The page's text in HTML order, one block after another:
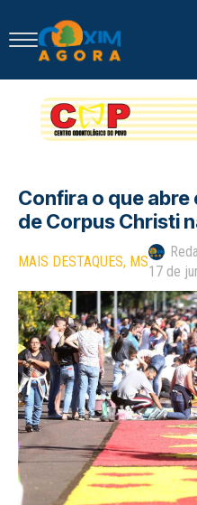
Confira o que abre
de Corpus Christi
MAIS DESTAQUES MS
17 de